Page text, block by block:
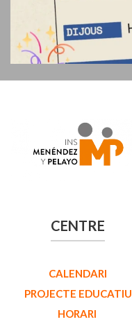
CENTRE
CALENDARI
PROJECTE EDUCATIU
HORARI